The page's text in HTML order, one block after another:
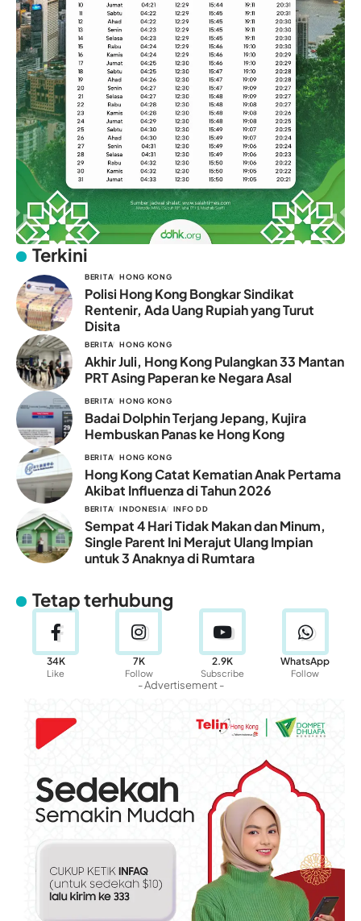
Terkini
BERITA HONG KONG
Polisi Hong Kong Bongkar Sindikat
Rentenir, Ada Uang Rupiah yang Turut
Disita
BERITA HONG KONG
Akhir Juli, Hong Kong Pulangkan 33 Mantan
PRT Asing Paperan ke Negara Asal
BERITA HONG KONG
Badai Dolphin Terjang Jepang, Kujira
Hembuskan Panas ke Hong Kong
BERITA HONG KONG
Hong Kong Catat Kematian Anak Pertama
Akibat Influenza di Tahun 2026
BERITA INDONESIA INFO DD
Sempat 4 Hari Tidak Makan dan Minum,
Single Parent Ini Merajut Ulang Impian
untuk 3 Anaknya di Rumtara
Tetap terhubung
34K
Like
7K
Follow
2.9K
Subscribe
WhatsApp
Follow
- Advertisement -